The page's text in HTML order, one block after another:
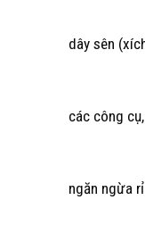
dây sên
các công
ngăn ngừa